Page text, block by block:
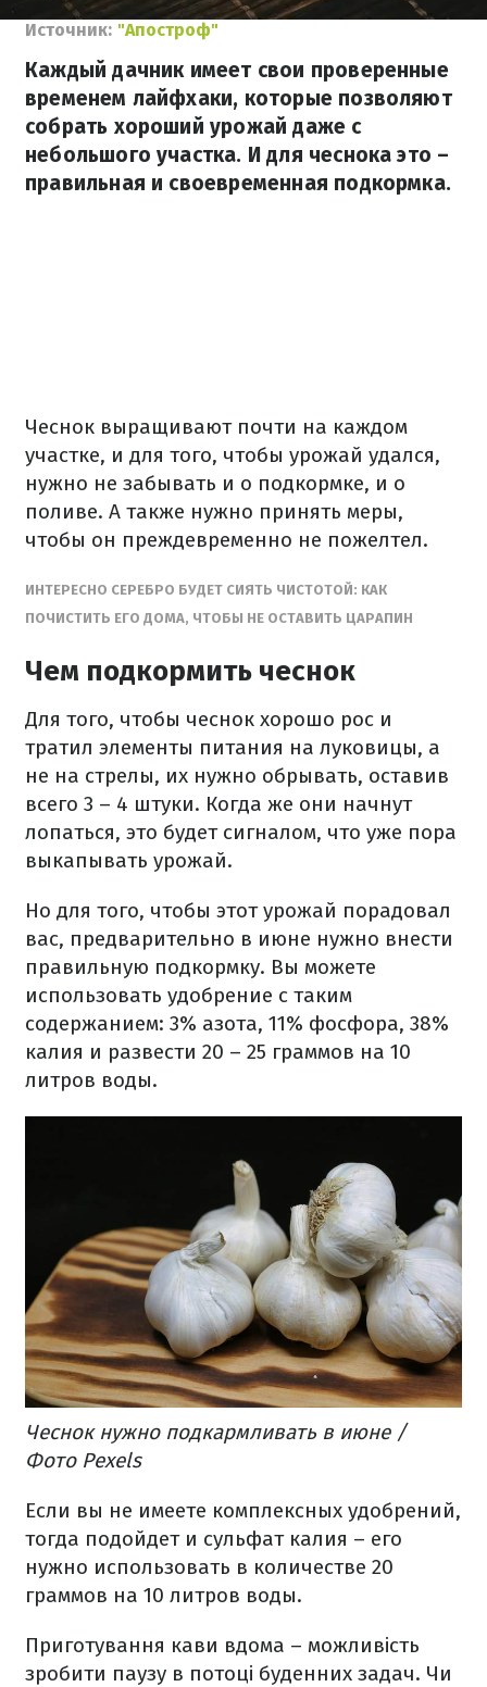
Источник: "Апостроф"
Каждый дачник имеет свои проверенные
временем лайфхаки, которые позволяют
собрать хороший урожай даже с
небольшого участка. И для чеснока это –
правильная и своевременная подкормка.
Чеснок выращивают почти на каждом
участке, и для того, чтобы урожай удался,
нужно не забывать и о подкормке, и о
поливе. А также нужно принять меры,
чтобы он преждевременно не пожелтел.
ИНТЕРЕСНО СЕРЕБРО БУДЕТ СИЯТЬ ЧИСТОТОЙ: КАК
ПОЧИСТИТЬ ЕГО ДОМА, ЧТОБЫ НЕ ОСТАВИТЬ ЦАРАПИН
Чем подкормить чеснок
Для того, чтобы чеснок хорошо рос и
тратил элементы питания на луковицы, а
не на стрелы, их нужно обрывать, оставив
всего 3 – 4 штуки. Когда же они начнут
лопаться, это будет сигналом, что уже пора
выкапывать урожай.
Но для того, чтобы этот урожай порадовал
вас, предварительно в июне нужно внести
правильную подкормку. Вы можете
использовать удобрение с таким
содержанием: 3% азота, 11% фосфора, 38%
калия и развести 20 – 25 граммов на 10
литров воды.
Чеснок нужно подкармливать в июне /
Фото Pexels
Если вы не имеете комплексных удобрений,
тогда подойдет и сульфат калия – его
нужно использовать в количестве 20
граммов на 10 литров воды.
Приготування кави вдома – можливість
зробити паузу в потоці буденних задач. Чи